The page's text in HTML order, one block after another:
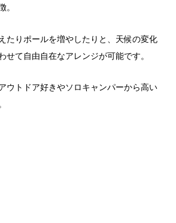
たりポールを増やしたりと、天候の変化
せて自由自在なアレンジが可能です。
ウトドア好きやソロキャンパーから高い